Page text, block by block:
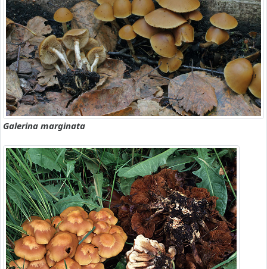
Galerina marginata